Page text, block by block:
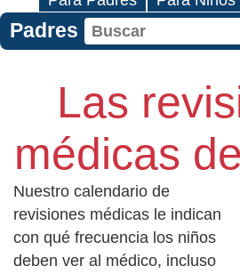
Padres
Las
médicas
Nuestro calendario de
revisiones médicas le indican
con qué frecuencia los niños
deben ver al médico, incluso